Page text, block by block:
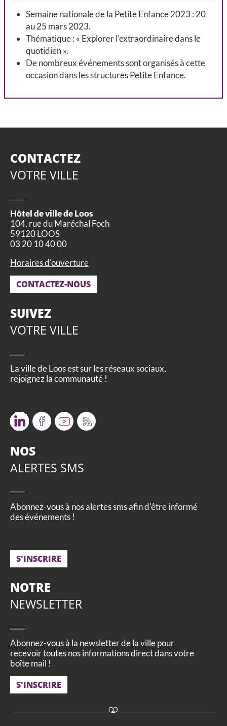
Semaine nationale de la Petite Enfance 2023 : 20
au 25 mars 2023.
Thématique : « Explorer l’extraordinaire dans le
quotidien ».
De nombreux événements sont organisés à cette
occasion dans les structures Petite Enfance.
CONTACTEZ
VOTRE VILLE
Hôtel de ville de Loos
104, rue du Maréchal Foch
59120 LOOS
03 20 10 40 00
Horaires d'ouverture
CONTACTEZ-NOUS
SUIVEZ
VOTRE VILLE
La ville de Loos est sur les réseaux sociaux,
rejoignez la communauté !
TwitterFacebookYoutube
RSS
NOS
ALERTES SMS
Abonnez-vous à nos alertes sms afin d'être informé
des événements !
S'INSCRIRE
NOTRE
NEWSLETTER
Abonnez-vous à la newsletter de la ville pour
recevoir toutes nos informations direct dans votre
boîte mail !
S'INSCRIRE